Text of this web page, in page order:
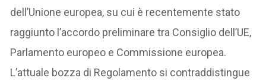
dell’Unione europea, su cui è recentemente stato
raggiunto l’accordo preliminare tra Consiglio dell’UE,
Parlamento europeo e Commissione europea.
L’attuale bozza di Regolamento si contraddistingue